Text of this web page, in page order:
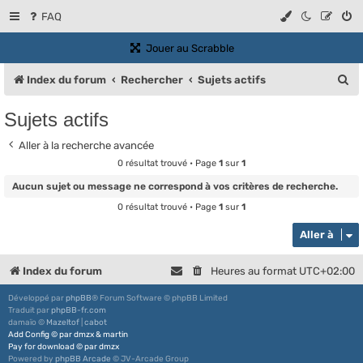
FAQ
Jouer au Scrabble(Ouvre un nouvel onglet)
Index du forum Rechercher Sujets actifs
c
e
Sujets actifs
Aller à la recherche avancée
0 résultat trouvé • Page 1 sur 1
Aucun sujet ou message ne correspond à vos critères de recherche.
0 résultat trouvé • Page 1 sur 1
Aller à
Index du forum Heures au format UTC+02:00
Développé parphpBB® Forum Software © phpBB Limited
Traduit parphpBB-fr.com
damaïo © Mazeltof cabot
Add Config©pardmzx&martin
Pay for download ©pardmzx
Powered by phpBB Arcade © JV-Arcade Group